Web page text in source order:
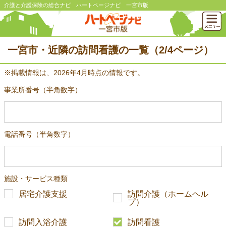
介護と介護保険の総合ナビ ハートページナビ 一宮市版
一宮市・近隣の訪問看護の一覧（2/4ページ）
※掲載情報は、2026年4月時点の情報です。
事業所番号（半角数字）
電話番号（半角数字）
施設・サービス種類
居宅介護支援
訪問介護（ホームヘル
プ）
訪問入浴介護 訪問看護